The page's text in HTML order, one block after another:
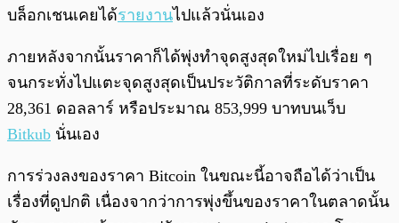
บล็อกเชนเคยได้รายงานไปแล้วนั่นเอง
ภายหลังจากนั้นราคาก็ได้พุ่งทำจุดสูงสุดใหม่ไปเรื่อย ๆ
จนกระทั่งไปแตะจุดสูงสุดเป็นประวัติกาลที่ระดับราคา
28,361 ดอลลาร์ หรือประมาณ 853,999 บาทบนเว็บ
Bitkub นั่นเอง
การร่วงลงของราคา Bitcoin ในขณะนี้อาจถือได้ว่าเป็น
เรื่องที่ดูปกติ เนื่องจากว่าการพุ่งขึ้นของราคาในตลาดนั้น